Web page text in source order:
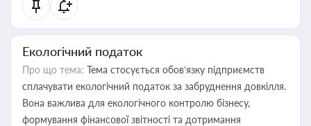
Екологічний податок
Про що тема: Тема стосується обов’язку підприємств
сплачувати екологічний податок за забруднення довкілля.
Вона важлива для екологічного контролю бізнесу,
формування фінансової звітності та дотримання